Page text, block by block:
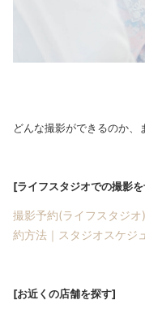
どんな撮影ができるのか、
[ライフスタジオでの撮影
撮影予約(ライフスタジ
約方法｜スタジオスケジ
[お近くの店舗を探す]